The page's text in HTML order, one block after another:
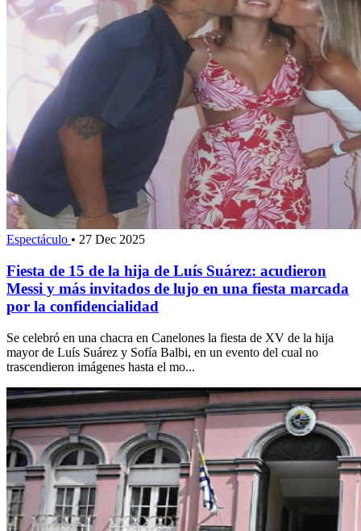
Espectáculo • 27 Dec 2025
Fiesta de 15 de la hija de Luís Suárez: acudieron
Messi y más invitados de lujo en una fiesta marcada
por la confidencialidad
Se celebró en una chacra en Canelones la fiesta de XV de la hija
mayor de Luís Suárez y Sofía Balbi, en un evento del cual no
trascendieron imágenes hasta el mo...